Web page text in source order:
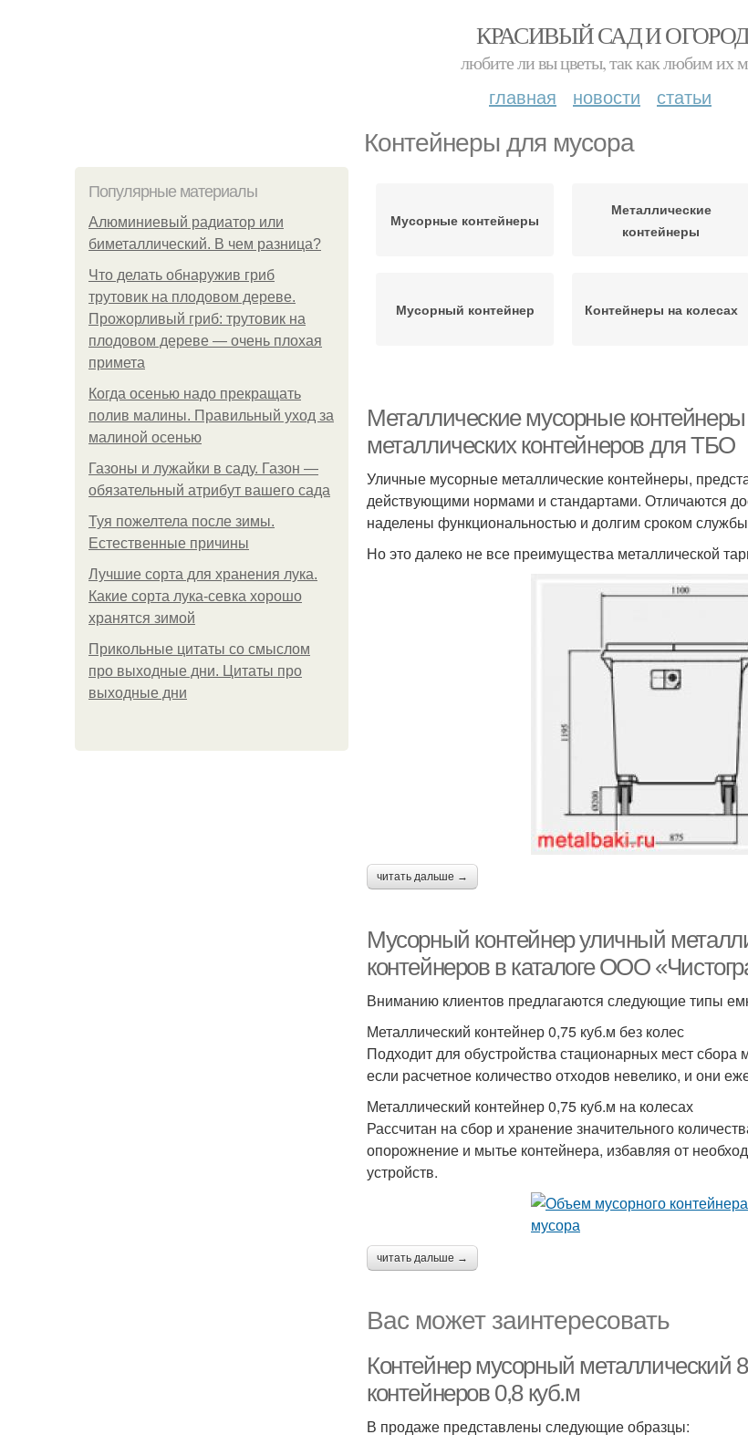
КРАСИВЫЙ САД И
любите ли вы цветы, так как любим их
главная новости статьи
Контейнеры для мусора
Популярные материалы
Алюминиевый радиатор или
биметаллический. В чем разница?
Что делать обнаружив гриб
трутовик на плодовом дереве.
Прожорливый гриб: трутовик на
плодовом дереве — очень плохая
примета
Когда осенью надо прекращать
полив малины. Правильный уход за
малиной осенью
Газоны и лужайки в саду. Газон —
обязательный атрибут вашего сада
Туя пожелтела после зимы.
Естественные причины
Лучшие сорта для хранения лука.
Какие сорта лука-севка хорошо
хранятся зимой
Прикольные цитаты со смыслом
про выходные дни. Цитаты про
выходные дни
Мусорные контейнеры
Металлические
контейнеры
Мусорный контейнер Контейнеры на колесах
чистоград
Металлические мусорные
металлических контейнеров для ТБО
Уличные мусорные металлические контейнеры,
действующими нормами и стандартами. Отличаются
наделены функциональностью и долгим сроком
Но это далеко не все преимущества металлической
читать дальше →
Мусорный контейнер уличный
контейнеров в каталоге ООО
Вниманию клиентов предлагаются следующие типы
Металлический контейнер 0,75 куб.м без колес
Подходит для обустройства стационарных мест
если расчетное количество отходов невелико, и они
Металлический контейнер 0,75 куб.м на колесах
Рассчитан на сбор и хранение значительного
опорожнение и мытье контейнера, избавляя от
устройств.
читать дальше →
Вас может заинтересовать
Контейнер мусорный металлический
контейнеров 0,8 куб.м
В продаже представлены следующие образцы: